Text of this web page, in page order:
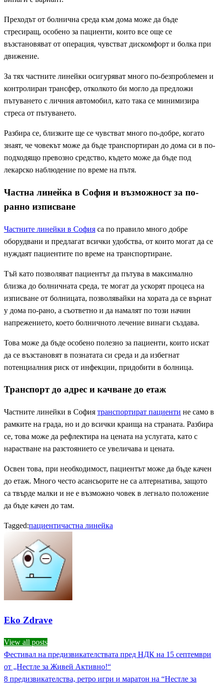
Преходът от болнична среда към дома може да бъде
стресиращ, особено за пациенти, които все още се
възстановяват от операция, чувстват дискомфорт и болка при
движение.
За тях частните линейки осигуряват много по-безпроблемен и
контролиран трансфер, отколкото би могло да предложи
пътуването с личния автомобил, като така се минимизира
стреса от пътуването.
Разбира се, близките ще се чувстват много по-добре, когато
знаят, че човекът може да бъде транспортиран до дома си в по-
подходящо превозно средство, където може да бъде под
лекарско наблюдение по време на пътя.
Частна линейка в София и възможност за по-
ранно изписване
Частните линейки в София са по правило много добре
оборудвани и предлагат всички удобства, от които могат да се
нуждаят пациентите по време на транспортиране.
Тъй като позволяват пациентът да пътува в максимално
близка до болничната среда, те могат да ускорят процеса на
изписване от болницата, позволявайки на хората да се върнат
у дома по-рано, а съответно и да намалят по този начин
напрежението, което болничното лечение винаги създава.
Това може да бъде особено полезно за пациенти, които искат
да се възстановят в познатата си среда и да избегнат
потенциалния риск от инфекции, придобити в болница.
Транспорт до адрес и качване до етаж
Частните линейки в София транспортират пациенти не само в
рамките на града, но и до всички краища на страната. Разбира
се, това може да рефлектира на цената на услугата, като с
нарастване на разстоянието се увеличава и цената.
Освен това, при необходимост, пациентът може да бъде качен
до етаж. Много често асансьорите не са алтернатива, защото
са твърде малки и не е възможно човек в легнало положение
да бъде качен до там.
Tagged:пациентичастна линейка
Eko Zdrave
View all posts
Навигация
Previous
Post
Фестивал на предизвикателствата пред НДК на 15 септември
от „Нестле за Живей Активно!“
Next
8 предизвикателства, ретро игри и маратон на “Нестле за